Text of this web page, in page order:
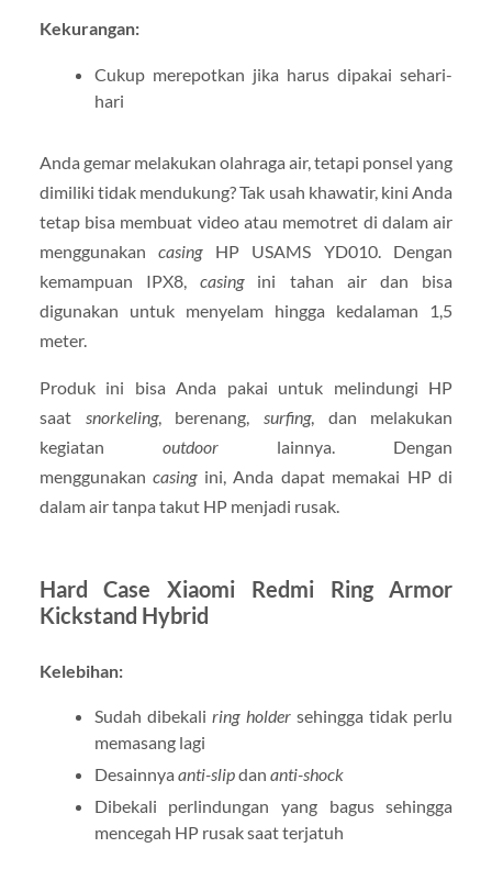
Kekurangan:
Cukup merepotkan jika harus dipakai sehari-
hari
Anda gemar melakukan olahraga air, tetapi ponsel yang
dimiliki tidak mendukung? Tak usah khawatir, kini Anda
tetap bisa membuat video atau memotret di dalam air
menggunakancasingHP USAMS YD010. Dengan
kemampuan IPX8,casingini tahan air dan bisa
digunakan untuk menyelam hingga kedalaman 1,5
meter.
Produk ini bisa Anda pakai untuk melindungi HP
saat snorkeling, berenang, surfing, dan melakukan
kegiatan outdoorlainnya. Dengan
menggunakancasingini, Anda dapat memakai HP di
dalam air tanpa takut HP menjadi rusak.
Hard Case Xiaomi Redmi Ring Armor
Kickstand Hybrid
Kelebihan:
Sudah dibekali ring holder sehingga tidak perlu
memasang lagi
Desainnya anti-slipdan anti-shock
Dibekali perlindungan yang bagus sehingga
mencegah HP rusak saat terjatuh